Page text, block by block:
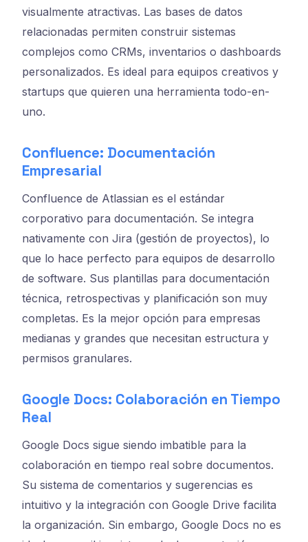
visualmente atractivas. Las bases de datos
relacionadas permiten construir sistemas
complejos como CRMs, inventarios o dashboards
personalizados. Es ideal para equipos creativos y
startups que quieren una herramienta todo-en-
uno.
Confluence: Documentación
Empresarial
Confluence de Atlassian es el estándar
corporativo para documentación. Se integra
nativamente con Jira (gestión de proyectos), lo
que lo hace perfecto para equipos de desarrollo
de software. Sus plantillas para documentación
técnica, retrospectivas y planificación son muy
completas. Es la mejor opción para empresas
medianas y grandes que necesitan estructura y
permisos granulares.
Google Docs: Colaboración en Tiempo
Real
Google Docs sigue siendo imbatible para la
colaboración en tiempo real sobre documentos.
Su sistema de comentarios y sugerencias es
intuitivo y la integración con Google Drive facilita
la organización. Sin embargo, Google Docs no es